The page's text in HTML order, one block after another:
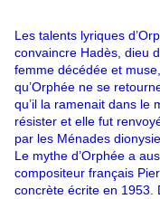
Les talents lyriques
convaincre Hadès, dieu
femme décédée et
qu’Orphée ne se
qu’il la ramenait dans le
résister et elle fut
par les Ménades
Le mythe d’Orphée a
compositeur français
concrète écrite en 1953.